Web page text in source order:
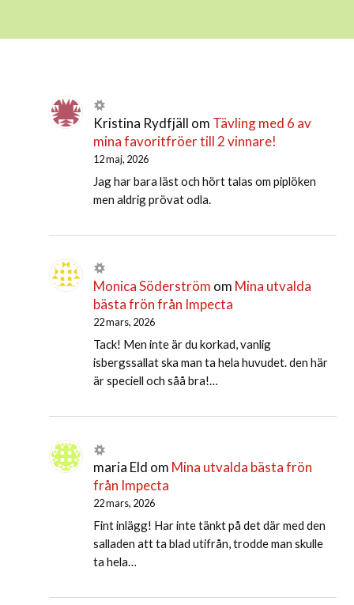
Kristina Rydfjäll om Tävling med 6 av
mina favoritfröer till 2 vinnare!
12 maj, 2026
Jag har bara läst och hört talas om piplöken
men aldrig prövat odla.
Monica Söderström om Mina utvalda
bästa frön från Impecta
22 mars, 2026
Tack! Men inte är du korkad, vanlig
isbergssallat ska man ta hela huvudet. den här
är speciell och såå bra!…
maria Eld om Mina utvalda bästa frön
från Impecta
22 mars, 2026
Fint inlägg! Har inte tänkt på det där med den
salladen att ta blad utifrån, trodde man skulle
ta hela…